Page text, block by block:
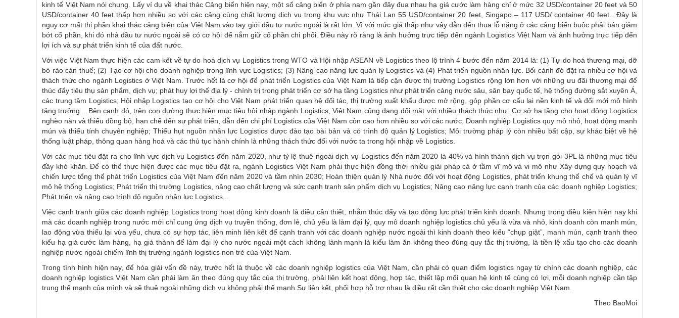
kinh tế Việt Nam nói chung. Lấy ví dụ về khai thác Cảng biển hiện nay, một số cảng biển ở phía nam gần đây đua nhau hạ giá cước làm hàng chỉ ở mức 32 USD/container 20 feet và 50
USD/container 40 feet thấp hơn nhiều so với các cảng cùng chất lượng dịch vụ trong khu vực như Thái Lan 55 USD/container 20 feet, Singapo – 117 USD/ container 40 feet…Đây là
nguy cơ mất thị phần khai thác cảng biển của Việt Nam vào tay giới đầu tư nước ngoài là rất lớn. Vì với mức giá thấp như vậy dẫn đến thua lỗ nặng ở các cảng biển buộc phải bán giảm
bớt cổ phần, khi đó nhà đầu tư nước ngoài sẽ có cơ hội để nắm giữ cổ phần chi phối. Điều này rõ ràng là ảnh hưởng trực tiếp đến ngành Logistics Việt Nam và ảnh hưởng trực tiếp đến
lợi ích và sự phát triển kinh tế của đất nước.
Với việc Việt Nam thực hiện các cam kết về tự do hoá dịch vụ Logistics trong WTO và Hội nhập ASEAN về Logistics theo lộ trình 4 bước đến năm 2014 là: (1) Tự do hoá thương mại, dỡ
bỏ rào cản thuế; (2) Tạo cơ hội cho doanh nghiệp trong lĩnh vực Logistics; (3) Nâng cao năng lực quản lý Logistics và (4) Phát triển nguồn nhân lực. Bối cảnh đó đặt ra nhiều cơ hội và
thách thức cho ngành Logistics ở Việt Nam. Trước hết là cơ hội để phát triển Logistics của Việt Nam là tiếp cận được thị trường Logistics rộng lớn hơn với những ưu đãi thương mại để
thúc đẩy tiêu thụ sản phẩm, dịch vụ; phát huy lợi thế địa lý - chính trị trong phát triển cơ sở hạ tầng Logistics như phát triển cảng nước sâu, sân bay quốc tế, hệ thống đường sắt xuyên Á,
các trung tâm Logistics; Hội nhập Logistics tạo cơ hội cho Việt Nam phát triển quan hệ đối tác, thị trường xuất khẩu được mở rộng, góp phần cơ cấu lại nền kinh tế và đổi mới mô hình
tăng trưởng... Bên cạnh đó, trên con đường thực hiện mục tiêu hội nhập ngành Logistics, Việt Nam cũng đang đối mặt với nhiều thách thức như: Cơ sở hạ tầng cho hoạt động Logistics
nghèo nàn và thiếu đồng bộ, hạn chế đến sự phát triển, dẫn đến chi phí Logistics của Việt Nam còn cao hơn nhiều so với các nước; Doanh nghiệp Logistics quy mô nhỏ, hoạt động manh
mún và thiếu tính chuyên nghiệp; Thiếu hụt nguồn nhân lực Logistics được đào tạo bài bản và có trình độ quản lý Logistics; Môi trường pháp lý còn nhiều bất cập, sự khác biệt về hệ
thống luật pháp, thông quan hàng hoá và các thủ tục hành chính là những thách thức đối với nước ta trong hội nhập về Logistics.
Với các mục tiêu đặt ra cho lĩnh vực dịch vụ Logistics đến năm 2020, như tỷ lệ thuê ngoài dịch vụ Logistics đến năm 2020 là 40% và hình thành dịch vụ trọn gói 3PL là những mục tiêu
đầy khó khăn. Để có thể thực hiện được các mục tiêu đặt ra, ngành Logistics Việt Nam phải thực hiện đồng thời nhiều giải pháp cả ở tầm vĩ mô và vi mô như Xây dựng quy hoạch và
chiến lược tổng thể phát triển Logistics của Việt Nam đến năm 2020 và tầm nhìn 2030; Hoàn thiện quản lý Nhà nước đối với hoạt động Logistics, phát triển khung thể chế và quản lý vĩ
mô hệ thống Logistics; Phát triển thị trường Logistics, nâng cao chất lượng và sức cạnh tranh sản phẩm dịch vụ Logistics; Nâng cao năng lực cạnh tranh của các doanh nghiệp Logistics;
Phát triển và nâng cao trình độ nguồn nhân lực Logistics...
Việc cạnh tranh giữa các doanh nghiệp Logistics trong hoạt động kinh doanh là điều cần thiết, nhằm thúc đẩy và tạo động lực phát triển kinh doanh. Nhưng trong điều kiện hiện nay khi
mà các doanh nghiệp trong nước mới chỉ cung ứng dịch vụ truyền thống, đơn lẻ, chủ yếu là làm đại lý, quy mô doanh nghiệp logistics chủ yếu là vừa và nhỏ, kinh doanh còn manh mún,
lao động vừa thiếu lại vừa yếu, chưa có sự hợp tác, liên minh liên kết để cạnh tranh với các doanh nghiệp nước ngoài thì kinh doanh theo kiểu “chụp giật”, manh mún, cạnh tranh theo
kiểu hạ giá cước làm hàng, hạ giá thành để làm đại lý cho nước ngoài một cách không lành mạnh là kiểu làm ăn không theo đúng quy tắc thị trường, là tiền lệ xấu tạo cho các doanh
nghiệp nước ngoài chiếm lĩnh thị trường ngành logistics non trẻ của Việt Nam.
Trong tình hình hiện nay, để hóa giải vấn đề này, trước hết là thuộc về các doanh nghiệp logistics của Việt Nam, cần phải có quan điểm logistics ngay từ chính các doanh nghiệp, các
doanh nghiệp logistics Việt Nam cần phải làm ăn theo đúng quy tắc của thị trường, phải liên kết hoạt động, hợp tác, thiết lập mối quan hệ kinh tế cùng có lợi, mỗi doanh nghiệp cần tập
trung thế mạnh của mình và sẽ thuê ngoài những dịch vụ không phải thế mạnh.Sự liên kết, phối hợp hỗ trợ nhau là điều rất cần thiết cho các doanh nghiệp Việt Nam.
Theo BaoMoi